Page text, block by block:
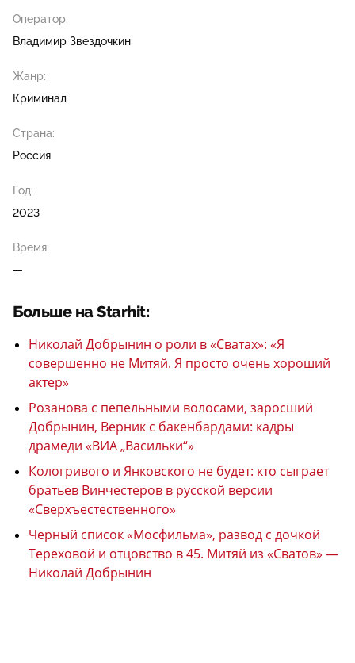
Оператор:
Владимир Звездочкин
Жанр:
Криминал
Страна:
Россия
Год:
2023
Время:
—
Больше на Starhit:
Николай Добрынин о роли в «Сватах»: «Я
совершенно не Митяй. Я просто очень хороший
актер»
Розанова с пепельными волосами, заросший
Добрынин, Верник с бакенбардами: кадры
драмеди «ВИА „Васильки“»
Кологривого и Янковского не будет: кто сыграет
братьев Винчестеров в русской версии
«Сверхъестественного»
Черный список «Мосфильма», развод с дочкой
Тереховой и отцовство в 45. Митяй из «Сватов» —
Николай Добрынин